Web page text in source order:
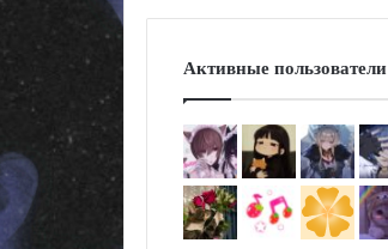
Активные пользователи